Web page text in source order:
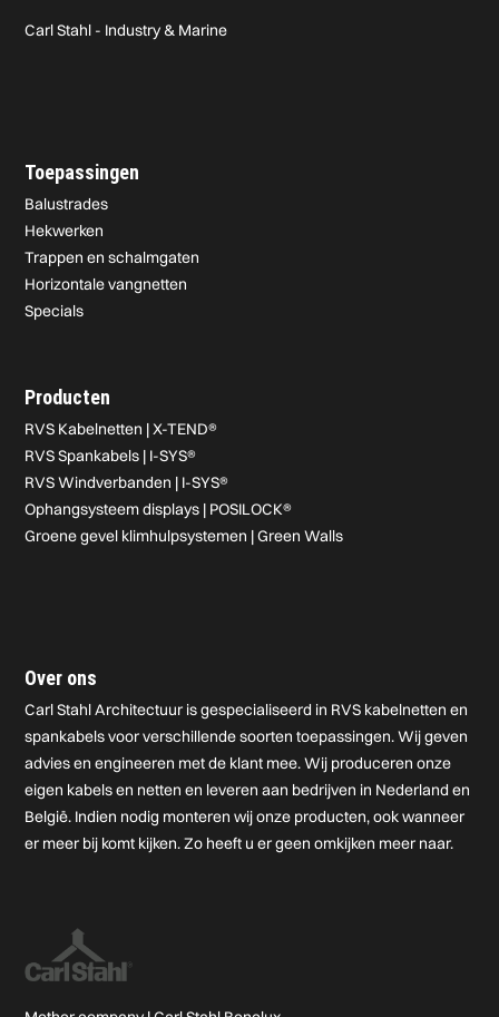
Carl Stahl - Industry & Marine
Toepassingen
Balustrades
Hekwerken
Trappen en schalmgaten
Horizontale vangnetten
Specials
Producten
RVS Kabelnetten | X-TEND®
RVS Spankabels | I-SYS®
RVS Windverbanden | I-SYS®
Ophangsysteem displays | POSILOCK®
Groene gevel klimhulpsystemen | Green Walls
Over ons
Carl Stahl Architectuur is gespecialiseerd in RVS kabelnetten en
spankabels voor verschillende soorten toepassingen. Wij geven
advies en engineeren met de klant mee. Wij produceren onze
eigen kabels en netten en leveren aan bedrijven in Nederland en
België. Indien nodig monteren wij onze producten, ook wanneer
er meer bij komt kijken. Zo heeft u er geen omkijken meer naar.